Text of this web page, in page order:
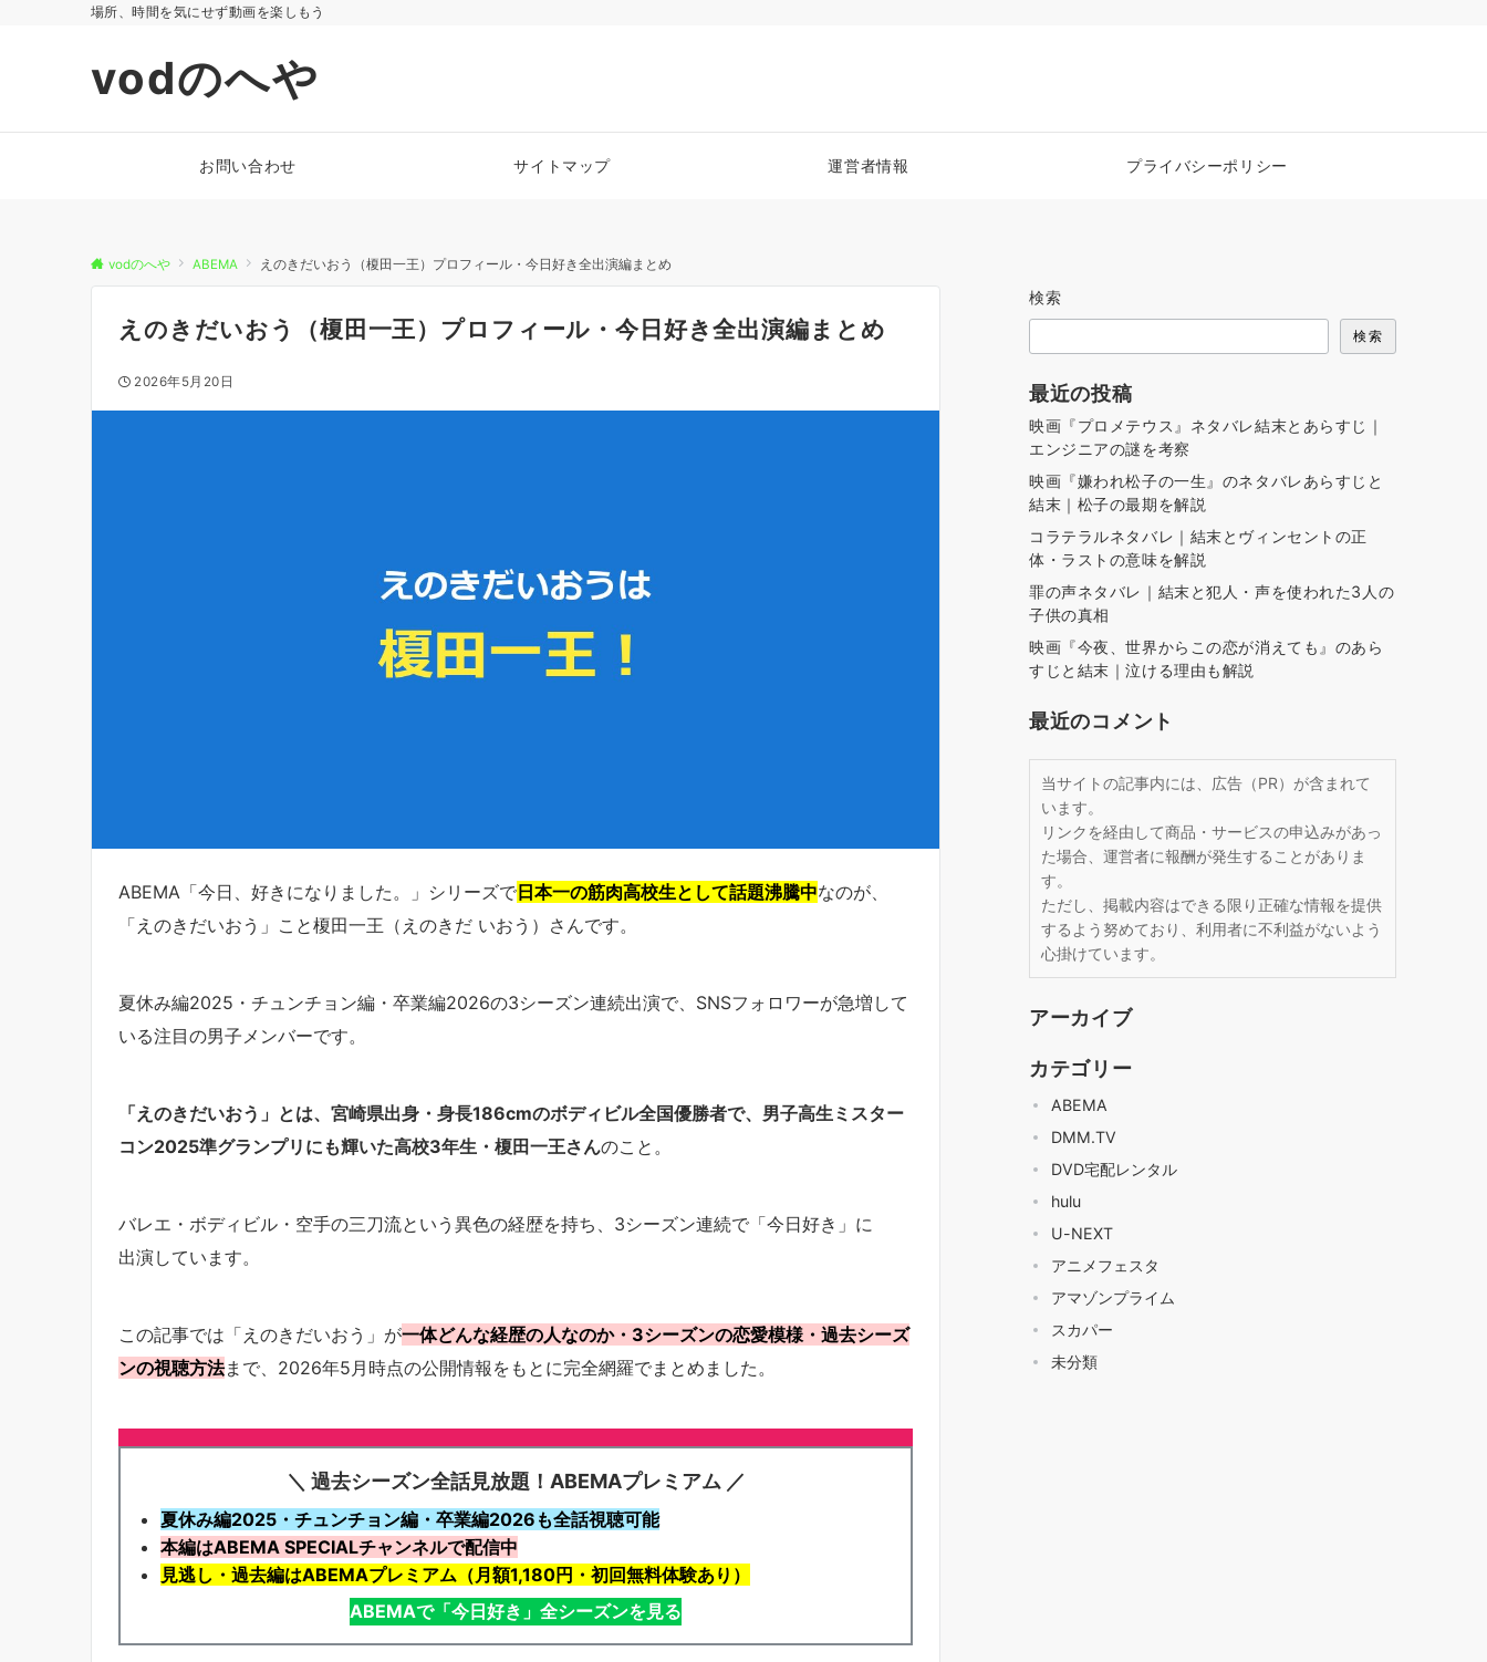
場所、時間を気にせず動画を楽しもう
vodのへや
お問い合わせ サイトマップ 運営者情報 プライバシーポリシー
vodのへや ABEMA えのきだいおう（榎田一王）プロフィール・今日好き全出演編まとめ
えのきだいおう（榎田一王）プロフィール・今日好き全出演編まとめ
2026年5月20日
ABEMA「今日、好きになりました。」シリーズで日本一の筋肉高校生として話題沸騰中なのが、
「えのきだいおう」こと榎田一王（えのきだ いおう）さんです。
夏休み編2025・チュンチョン編・卒業編2026の3シーズン連続出演で、SNSフォロワーが急増して
いる注目の男子メンバーです。
「えのきだいおう」とは、宮崎県出身・身長186cmのボディビル全国優勝者で、男子高生ミスター
コン2025準グランプリにも輝いた高校3年生・榎田一王さんのこと。
バレエ・ボディビル・空手の三刀流という異色の経歴を持ち、3シーズン連続で「今日好き」に
出演しています。
この記事では「えのきだいおう」が一体どんな経歴の人なのか・3シーズンの恋愛模様・過去シーズ
ンの視聴方法まで、2026年5月時点の公開情報をもとに完全網羅でまとめました。
＼ 過去シーズン全話見放題！ABEMAプレミアム ／
夏休み編2025・チュンチョン編・卒業編2026も全話視聴可能
本編はABEMA SPECIALチャンネルで配信中
見逃し・過去編はABEMAプレミアム（月額1,180円・初回無料体験あり）
ABEMAで「今日好き」全シーズンを見る
検索
検索
最近の投稿
映画『プロメテウス』ネタバレ結末とあらすじ｜
エンジニアの謎を考察
映画『嫌われ松子の一生』のネタバレあらすじと
結末｜松子の最期を解説
コラテラルネタバレ｜結末とヴィンセントの正
体・ラストの意味を解説
罪の声ネタバレ｜結末と犯人・声を使われた3人の
子供の真相
映画『今夜、世界からこの恋が消えても』のあら
すじと結末｜泣ける理由も解説
最近のコメント
当サイトの記事内には、広告（PR）が含まれて
います。
リンクを経由して商品・サービスの申込みがあっ
た場合、運営者に報酬が発生することがありま
す。
ただし、掲載内容はできる限り正確な情報を提供
するよう努めており、利用者に不利益がないよう
心掛けています。
アーカイブ
カテゴリー
ABEMA
DMM.TV
DVD宅配レンタル
hulu
U-NEXT
アニメフェスタ
アマゾンプライム
スカパー
未分類